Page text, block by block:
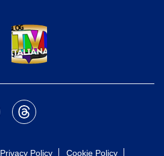
Privacy Policy Cookie Policy